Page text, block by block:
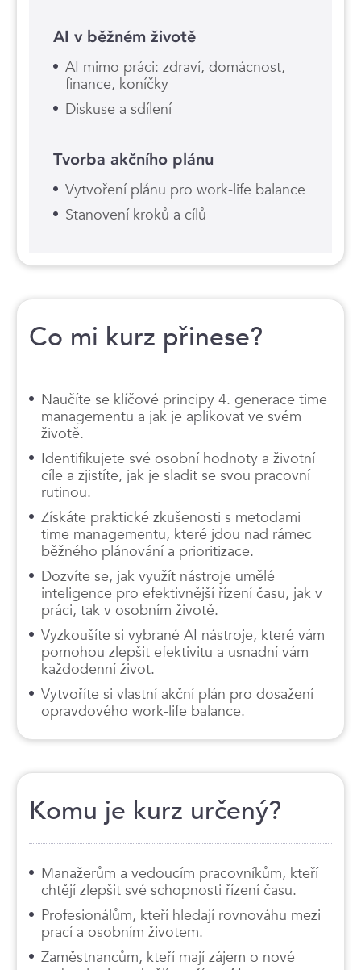
AI v běžném životě
AI mimo práci: zdraví, domácnost,
finance, koníčky
Diskuse a sdílení
Tvorba akčního plánu
Vytvoření plánu pro work-life balance
Stanovení kroků a cílů
Co mi kurz přinese?
Naučíte se klíčové principy 4. generace time
managementu a jak je aplikovat ve svém
životě.
Identifikujete své osobní hodnoty a životní
cíle a zjistíte, jak je sladit se svou pracovní
rutinou.
Získáte praktické zkušenosti s metodami
time managementu, které jdou nad rámec
běžného plánování a prioritizace.
Dozvíte se, jak využít nástroje umělé
inteligence pro efektivnější řízení času, jak v
práci, tak v osobním životě.
Vyzkoušíte si vybrané AI nástroje, které vám
pomohou zlepšit efektivitu a usnadní vám
každodenní život.
Vytvoříte si vlastní akční plán pro dosažení
opravdového work-life balance.
Komu je kurz určený?
Manažerům a vedoucím pracovníkům, kteří
chtějí zlepšit své schopnosti řízení času.
Profesionálům, kteří hledají rovnováhu mezi
prací a osobním životem.
Zaměstnancům, kteří mají zájem o nové